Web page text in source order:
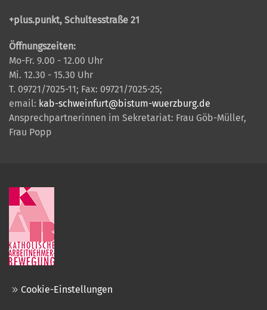
+plus.punkt, Schultesstraße 21
Öffnungszeiten:
Mo-Fr. 9.00 - 12.00 Uhr
Mi. 12.30 - 15.30 Uhr
T. 09721/7025-11; Fax: 09721/7025-25;
email: kab-schweinfurt@bistum-wuerzburg.de
Ansprechpartnerinnen im Sekretariat: Frau Göb-Müller,
Frau Popp
Cookie-Einstellungen